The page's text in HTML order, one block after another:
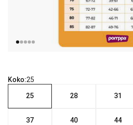
Koko:25
25 28 31
37 40 44